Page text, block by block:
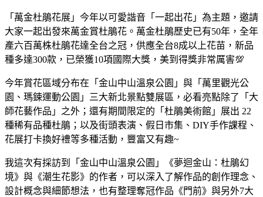
「萬金杜鵑花展」今年以可愛諧音「一起出花」為主題，邀請
大家一起出發來萬金賞杜鵑花。萬金杜鵑歷史已有50年，全年
產六百萬株杜鵑花達全台之冠，供應全台8成以上花苗，新品
種多達300款，已榮獲10項國際大獎，美到得獎非常厲害💯
今年賞花區域分布在「金山中山溫泉公園」與「萬里觀光公
園、瑪鋉運動公園」三大新北景點雙展區，必看亮點除了「大
師花藝作品」之外；還有期間限定的「杜鵑美術館」展出 22
種稀有品種杜鵑；以及街頭表演、假日市集、DIY手作課程、
花展打卡換好禮等多種活動，豐富又有趣~
我這次有採訪到「金山中山溫泉公園」《夢迴金山：杜鵑幻
境》與《潮生花影》的作者，可以深入了解作品的創作理念、
設計概念與細節想法，也有整理奪冠作品《門前》與另外7大